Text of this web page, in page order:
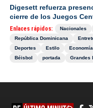
Digesett refuerza
cierre de los Juegos
Enlaces rápidos: Nacionales
República Dominicana
Deportes
Estilo Economía
Béisbol
portada Grandes